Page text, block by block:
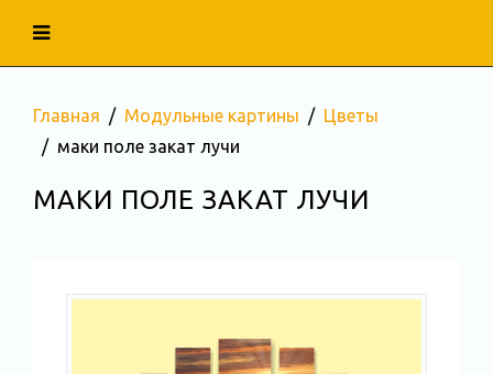
Главная Модульные картины
Цветы
маки поле закат лучи
МАКИ ПОЛЕ ЗАКАТ ЛУЧИ